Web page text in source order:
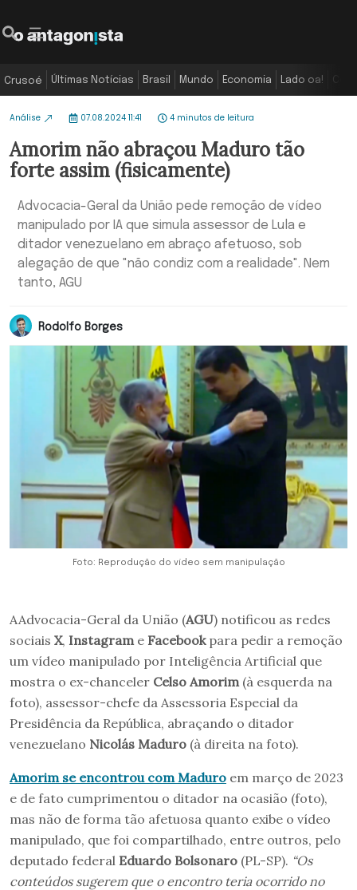
Crusoé Últimas Notícias Brasil Mundo Economia Lado oa!
Análise 07.08.2024 11:41 4 minutos de leitura
Amorim não abraçou Maduro tão
forte assim (fisicamente)
Advocacia-Geral da União pede remoção de vídeo
manipulado por IA que simula assessor de Lula e
ditador venezuelano em abraço afetuoso, sob
alegação de que "não condiz com a realidade". Nem
tanto, AGU
Rodolfo Borges
Foto: Reprodução do vídeo sem manipulação
AAdvocacia-Geral da União (AGU) notificou as redes
sociais X, Instagram e Facebookpara pedir a remoção
um vídeo manipulado por Inteligência Artificial que
mostra o ex-chanceler Celso Amorim (à esquerda na
foto), assessor-chefe da Assessoria Especial da
Presidência da República, abraçando o ditador
venezuelano Nicolás Maduro (à direita na foto).
Amorim se encontrou com Maduro em março de 2023
e de fato cumprimentou o ditador na ocasião (foto),
mas não de forma tão afetuosa quanto exibe o vídeo
manipulado, que foi compartilhado, entre outros, pelo
deputado federal Eduardo Bolsonaro (PL-SP). “Os
conteúdos sugerem que o encontro teria ocorrido no